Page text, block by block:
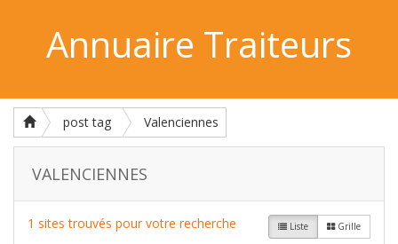
Annuaire Traiteurs
post tag Valenciennes
VALENCIENNES
Liste Grille
1 sites trouvés pour votre recherche